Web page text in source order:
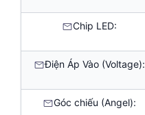
Chip LED:
Điện Áp Vào (Voltage):
Góc chiếu (Angel):